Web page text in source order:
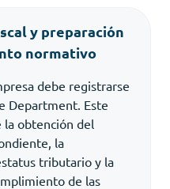
y preparación
normativo
debe registrarse
Department. Este
obtención del
la
tributario y la
de las